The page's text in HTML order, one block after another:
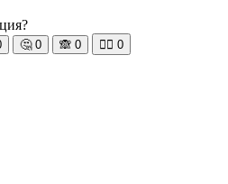
🤔 0 🙈 0 🧘‍♀️ 0